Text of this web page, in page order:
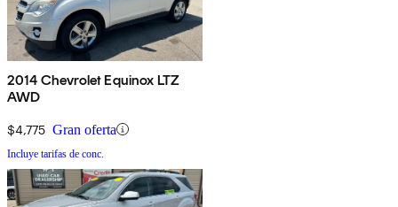
2014 Chevrolet Equinox LTZ
AWD
$4,775 Gran oferta
Incluye tarifas de conc.